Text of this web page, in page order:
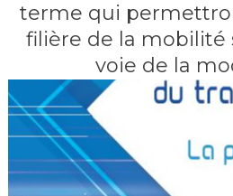
terme qui
filière de la mobilité
voie de la